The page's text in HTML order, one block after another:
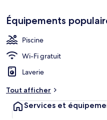
Équipements
Piscine
Wi-Fi gratuit
Laverie
Tout afficher
Services et